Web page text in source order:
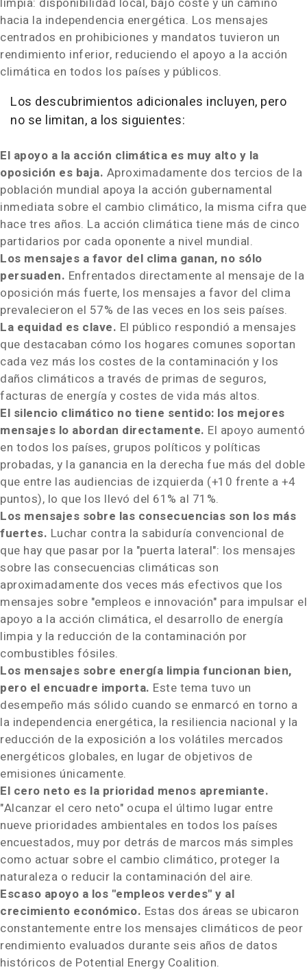
hacia la independencia energética. Los mensajes
centrados en prohibiciones y mandatos tuvieron un
rendimiento inferior, reduciendo el apoyo a la acción
climática en todos los países y públicos.
Los descubrimientos adicionales incluyen, pero
no se limitan, a los siguientes:
El apoyo a la acción climática es muy alto y la
oposición es baja. Aproximadamente dos tercios de la
población mundial apoya la acción gubernamental
inmediata sobre el cambio climático, la misma cifra que
hace tres años. La acción climática tiene más de cinco
partidarios por cada oponente a nivel mundial.
Los mensajes a favor del clima ganan, no sólo
persuaden. Enfrentados directamente al mensaje de la
oposición más fuerte, los mensajes a favor del clima
prevalecieron el 57% de las veces en los seis países.
La equidad es clave. El público respondió a mensajes
que destacaban cómo los hogares comunes soportan
cada vez más los costes de la contaminación y los
daños climáticos a través de primas de seguros,
facturas de energía y costes de vida más altos.
El silencio climático no tiene sentido: los mejores
mensajes lo abordan directamente. El apoyo aumentó
en todos los países, grupos políticos y políticas
probadas, y la ganancia en la derecha fue más del doble
que entre las audiencias de izquierda (+10 frente a +4
puntos), lo que los llevó del 61% al 71%.
Los mensajes sobre las consecuencias son los más
fuertes. Luchar contra la sabiduría convencional de
que hay que pasar por la "puerta lateral": los mensajes
sobre las consecuencias climáticas son
aproximadamente dos veces más efectivos que los
mensajes sobre "empleos e innovación" para impulsar el
apoyo a la acción climática, el desarrollo de energía
limpia y la reducción de la contaminación por
combustibles fósiles.
Los mensajes sobre energía limpia funcionan bien,
pero el encuadre importa. Este tema tuvo un
desempeño más sólido cuando se enmarcó en torno a
la independencia energética, la resiliencia nacional y la
reducción de la exposición a los volátiles mercados
energéticos globales, en lugar de objetivos de
emisiones únicamente.
El cero neto es la prioridad menos apremiante.
"Alcanzar el cero neto" ocupa el último lugar entre
nueve prioridades ambientales en todos los países
encuestados, muy por detrás de marcos más simples
como actuar sobre el cambio climático, proteger la
naturaleza o reducir la contaminación del aire.
Escaso apoyo a los "empleos verdes" y al
crecimiento económico. Estas dos áreas se ubicaron
constantemente entre los mensajes climáticos de peor
rendimiento evaluados durante seis años de datos
históricos de Potential Energy Coalition.